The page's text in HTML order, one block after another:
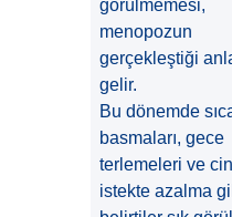
görülmemesi,
menopozun
gerçekleştiği
gelir.
Bu dönemde
basmaları, gece
terlemeleri ve
istekte azalma